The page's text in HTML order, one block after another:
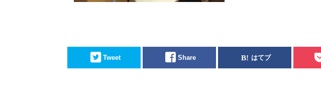
Tweet Share はてブ